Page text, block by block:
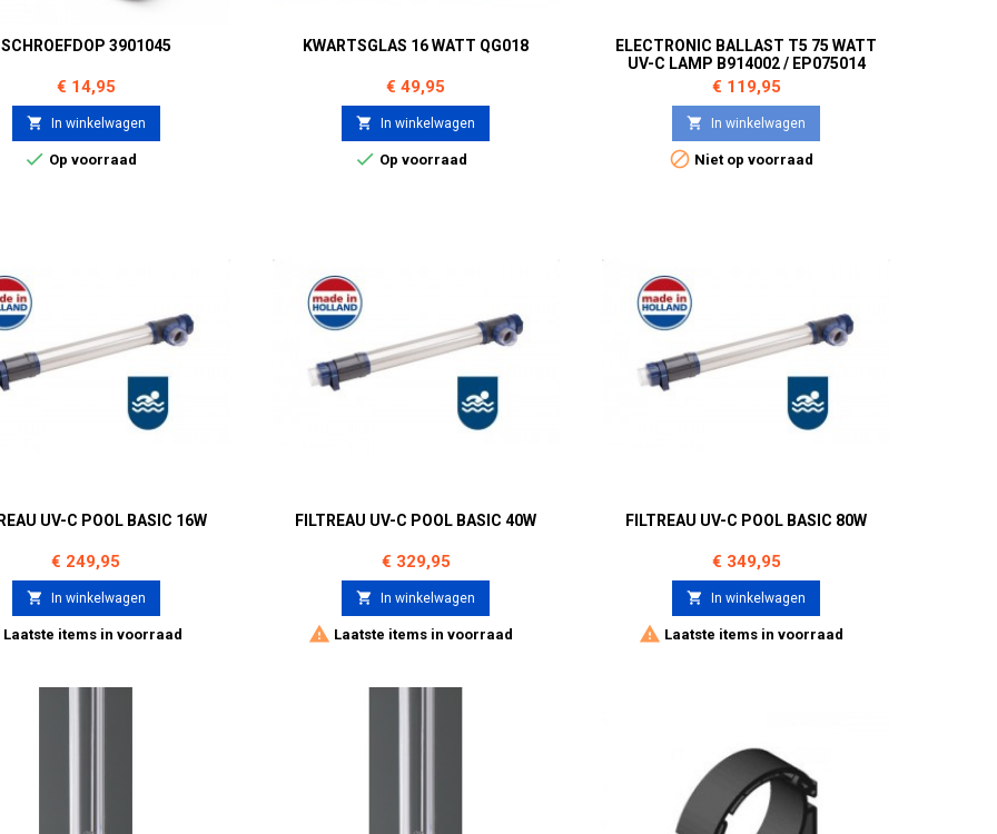
SCHROEFDOP 3901045
Prijs
€ 14,95
 In winkelwagen
 Op voorraad
KWARTSGLAS 16 WATT QG018
Prijs
€ 49,95
 In winkelwagen
 Op voorraad
ELECTRONIC BALLAST T5 75 WATT
UV-C LAMP B914002 / EP075014
Prijs
€ 119,95
 In winkelwagen
 Niet op voorraad
UV-C POOL BASIC 16W
Prijs
€ 249,95
 In winkelwagen
Laatste items in voorraad
FILTREAU UV-C POOL BASIC 40W
Prijs
€ 329,95
 In winkelwagen
 Laatste items in voorraad
FILTREAU UV-C POOL BASIC 80W
Prijs
€ 349,95
 In winkelwagen
 Laatste items in voorraad